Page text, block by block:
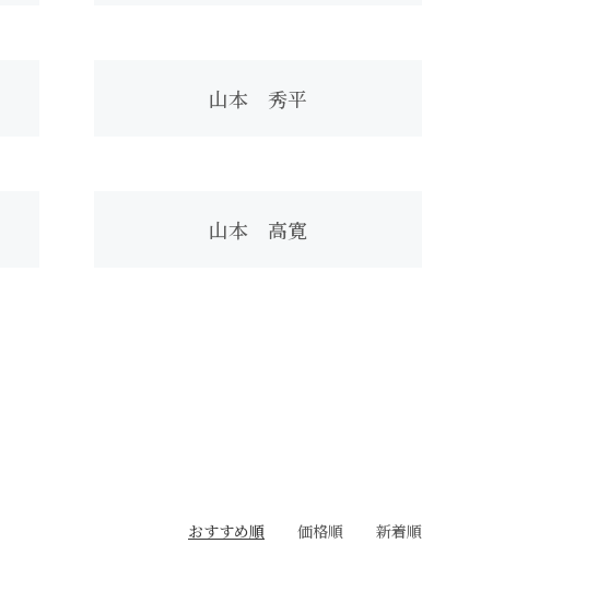
山本 秀平
山本 高寛
おすすめ順 価格順 新着順